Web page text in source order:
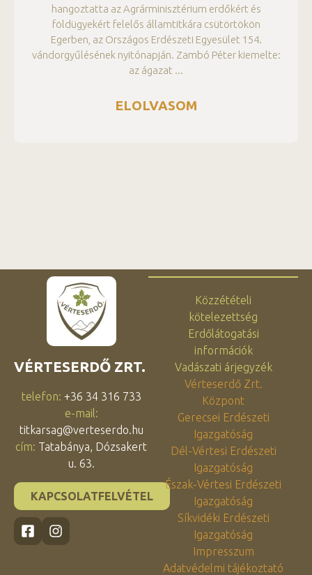
hangoztatta az Agrárminisztérium erdőkért és
földügyekért felelős államtitkára csütörtökön
Egerben, az Országos Erdészeti Egyesület 154.
vándorgyűlésének nyitónapján. Zambó Péter kiemelte:
az ágazat
ELOLVASOM
VÉRTESERDŐ ZRT.
telefon: +36 34 316 733
e-mail:
titkarsag@verteserdo.hu
cím: Tatabánya, Dózsakert
u. 63.
KAPCSOLATFELVÉTEL
Közzétételi
kötelezettség
Erdőlátogatási
információk
Vadászati árjegyzék
Vérteserdő Zrt.
Központ
Gerecsei Erdészeti
Igazgatóság
Dél-Vértesi Erdészeti
Igazgatóság
Észak-Vértesi Erdészeti
Igazgatóság
Síkvidéki Erdészeti
Igazgatóság
Impresszum
Adatvédelmi tájékoztató